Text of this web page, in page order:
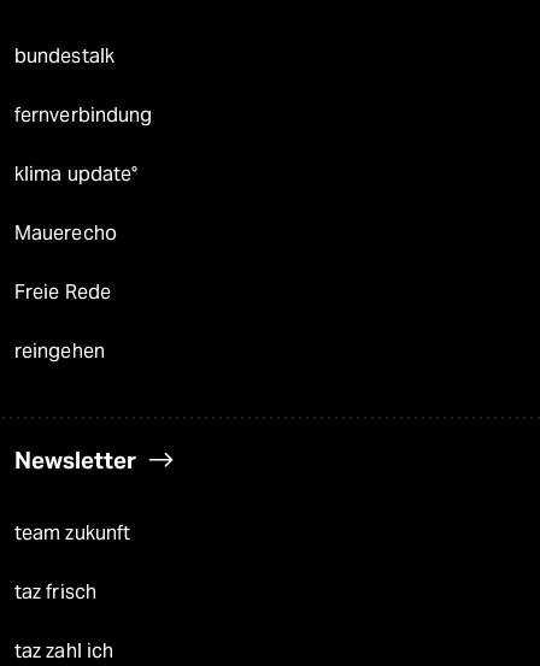
bundestalk
fernverbindung
klima update°
Mauerecho
Freie Rede
reingehen
Newsletter
team zukunft
taz frisch
taz zahl ich